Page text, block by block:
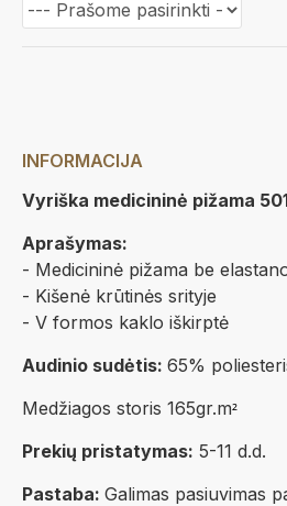
INFORMACIJA
Vyriška medicininė pižama
Aprašymas:
- Medicininė pižama be
- Kišenė krūtinės srityje
- V formos kaklo iškirptė
Audinio sudėtis: 65%
Medžiagos storis 165gr.m²
Prekių pristatymas: 5-11 d.d.
Pastaba: Galimas pasiuvimas